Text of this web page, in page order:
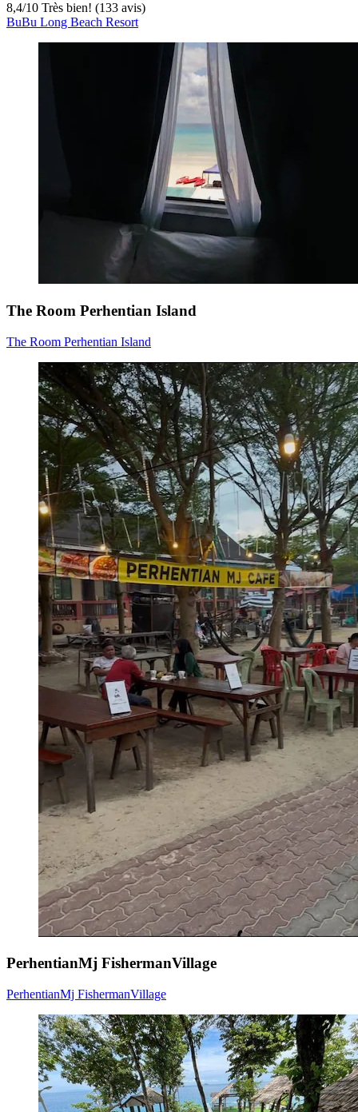
8,4/10 Très bien! (133 avis)
BuBu Long Beach Resort
The Room Perhentian Island
The Room Perhentian Island
PerhentianMj FishermanVillage
PerhentianMj FishermanVillage